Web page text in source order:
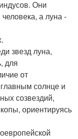
Они
а луна -
звезд луна,
для
от
солнце и
созвездий,
ориентируясь